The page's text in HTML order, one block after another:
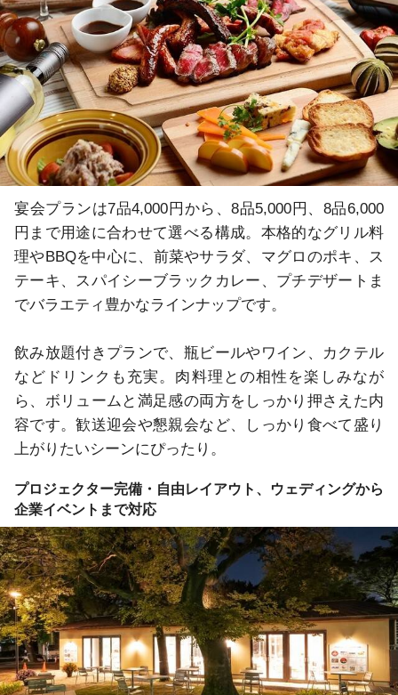
宴会プランは7品4,000円から、8品5,000円、8品6,000
円まで用途に合わせて選べる構成。本格的なグリル料
理やBBQを中心に、前菜やサラダ、マグロのポキ、ス
テーキ、スパイシーブラックカレー、プチデザートま
でバラエティ豊かなラインナップです。
飲み放題付きプランで、瓶ビールやワイン、カクテル
などドリンクも充実。肉料理との相性を楽しみなが
ら、ボリュームと満足感の両方をしっかり押さえた内
容です。歓送迎会や懇親会など、しっかり食べて盛り
上がりたいシーンにぴったり。
プロジェクター完備・自由レイアウト、ウェディングから
企業イベントまで対応